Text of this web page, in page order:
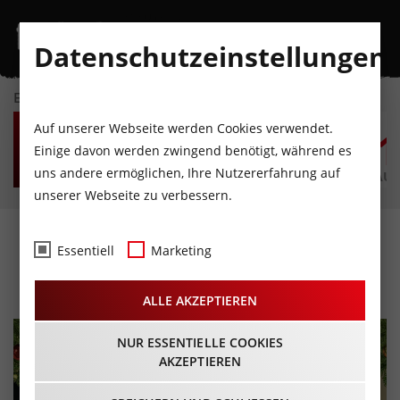
EVENTKALENDER
SA
8
AUGUST
SO
9
AUGUST
MO
10
AUGUST
DI
11
AUGUST
MI
12
AUGUST
Weihnachtsspecial
27.11.2025 - Beginn 20:00 Uhr
Datenschutzeinstellungen
Auf unserer Webseite werden Cookies verwendet.
Einige davon werden zwingend benötigt, während es
uns andere ermöglichen, Ihre Nutzererfahrung auf
unserer Webseite zu verbessern.
Essentiell Marketing
ALLE AKZEPTIEREN
NUR ESSENTIELLE COOKIES
AKZEPTIEREN